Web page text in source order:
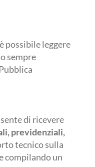
possibile leggere
sempre
di ricevere
previdenziali,
tecnico sulla
compilando un